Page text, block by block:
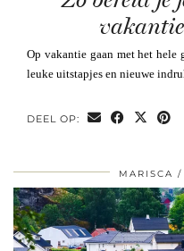
Op vakantie gaan met het
leuke uitstapjes en nieuwe
DEEL OP:
MARISCA